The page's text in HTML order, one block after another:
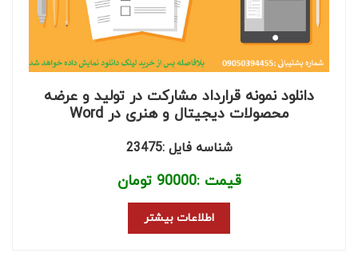
دانلود نمونه قرارداد مشارکت در تولید و عرضه
محصولات دیجیتال و هنری در Word
شناسه فایل :23475
قیمت :90000 تومان
اطلاعات بیشتر